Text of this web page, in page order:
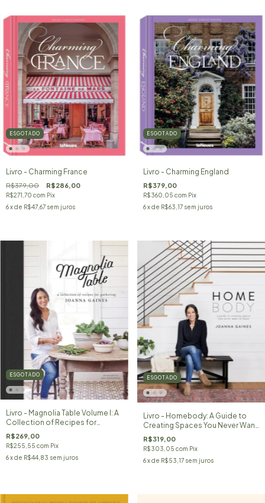
ESGOTADO
Livro - Charming France
R$379,00 R$286,00
R$271,70 com Pix
6x de R$47,67 sem juros
ESGOTADO
Livro - Charming England
R$379,00
R$360,05 com Pix
6 x de R$63,17 sem juros
ESGOTADO
Livro - Magnolia Table Volume I: A
Collection of Recipes for
Gathering
R$269,00
R$255,55 com Pix
6x de R$44,83 sem juros
ESGOTADO
Livro - Homebody: A Guide to
Creating Spaces You Never Want
to Leave
R$319,00
R$303,05 com Pix
6 x de R$53,17 sem juros